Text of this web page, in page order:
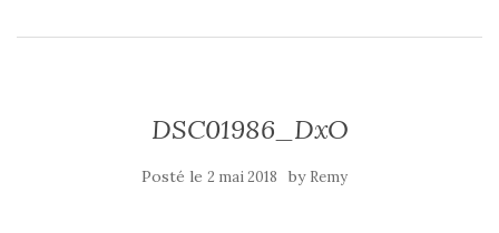
DSC01986_DxO
Posté le 2 mai 2018 by Remy